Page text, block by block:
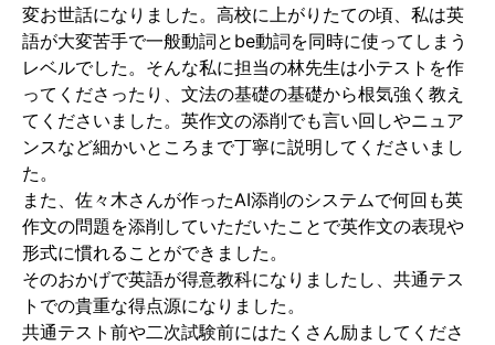
変お世話になりました。高校に上がりたての頃、私は英
語が大変苦手で一般動詞とbe動詞を同時に使ってしまう
レベルでした。そんな私に担当の林先生は小テストを作
ってくださったり、文法の基礎の基礎から根気強く教え
てくださいました。英作文の添削でも言い回しやニュア
ンスなど細かいところまで丁寧に説明してくださいまし
た。
また、佐々木さんが作ったAI添削のシステムで何回も英
作文の問題を添削していただいたことで英作文の表現や
形式に慣れることができました。
そのおかげで英語が得意教科になりましたし、共通テス
トでの貴重な得点源になりました。
共通テスト前や二次試験前にはたくさん励ましてくださ